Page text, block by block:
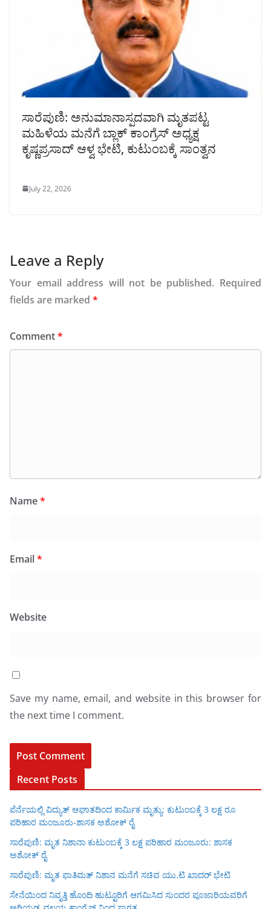
ಸಾರೆಪುಣಿ: ಅನುಮಾನಾಸ್ಪದವಾಗಿ ಮೃತಪಟ್ಟ
ಮಹಿಳೆಯ ಮನೆಗೆ ಬ್ಲಾಕ್ ಕಾಂಗ್ರೆಸ್ ಅಧ್ಯಕ್ಷ
ಕೃಷ್ಣಪ್ರಸಾದ್ ಆಳ್ವ ಭೇಟಿ, ಕುಟುಂಬಕ್ಕೆ ಸಾಂತ್ವನ
July 22, 2026
Leave a Reply
Your email address will not be published. Required
fields are marked *
Comment*
Name*
Email*
Website
Save my name, email, and website in this browser for
the next time I comment.
Recent Posts
ಪೆರ್ನೆಯಲ್ಲಿ ವಿದ್ಯುತ್ ಆಘಾತದಿಂದ ಕಾರ್ಮಿಕ ಮೃತ್ಯು: ಕುಟುಂಬಕ್ಕೆ 3 ಲಕ್ಷ ರೂ
ಪರಿಹಾರ ಮಂಜೂರು-ಶಾಸಕ ಅಶೋಕ್ ರೈ
ಸಾರೆಪುಣಿ: ಮೃತ ನಿಶಾನಾ ಕುಟುಂಬಕ್ಕೆ 3 ಲಕ್ಷ ಪರಿಹಾರ ಮಂಜೂರು: ಶಾಸಕ
ಅಶೋಕ್ ರೈ
ಸಾರೆಪುಣಿ: ಮೃತ ಫಾತಿಮತ್ ನಿಶಾನ ಮನೆಗೆ ಸಚಿವ ಯು.ಟಿ ಖಾದರ್ ಭೇಟಿ
ಸೇನೆಯಿಂದ ನಿವೃತ್ತಿ ಹೊಂದಿ ಹುಟ್ಟೂರಿಗೆ ಆಗಮಿಸಿದ ಸುಂದರ ಪೂಜಾರಿಯವರಿಗೆ